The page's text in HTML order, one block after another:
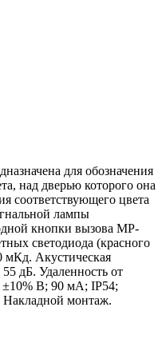
для обозначения
над дверью которого она
соответствующего цвета
лампы
кнопки вызова MP-
светодиода (красного
мКд. Акустическая
дБ. Удаленность от
±10% В; 90 мА; IP54;
Накладной монтаж.